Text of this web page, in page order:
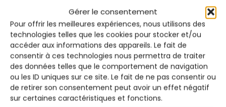
Gérer le consentement
Pour offrir les meilleures expériences, nous utilisons des
technologies telles que les cookies pour stocker et/ou
accéder aux informations des appareils. Le fait de
consentir à ces technologies nous permettra de traiter
des données telles que le comportement de navigation
ou les ID uniques sur ce site. Le fait de ne pas consentir ou
de retirer son consentement peut avoir un effet négatif
sur certaines caractéristiques et fonctions.
A la une
6 bonnes raisons de laisser la place